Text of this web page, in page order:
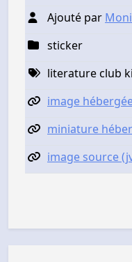
Ajouté par
sticker
literature club
image
miniature
image source